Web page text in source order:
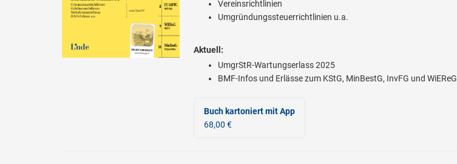
Vereinsrichtlinien
Umgründungssteuerrichtlinien u.a.
Aktuell:
UmgrStR-Wartungserlass 2025
BMF-Infos und Erlässe zum KStG, MinBestG, InvFG und WiEReG
Buch kartoniertmit App
68,00 €